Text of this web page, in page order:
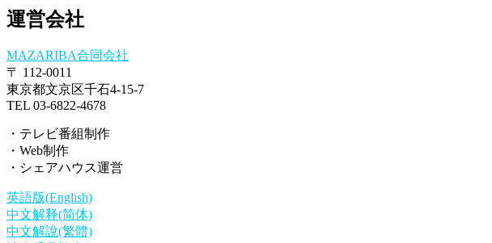
運営会社
MAZARIBA合同会社
〒 112-0011
東京都文京区千石4-15-7
TEL 03-6822-4678
・テレビ番組制作
・Web制作
・シェアハウス運営
英語版(English)
中文解释(简体)
中文解說(繁體)